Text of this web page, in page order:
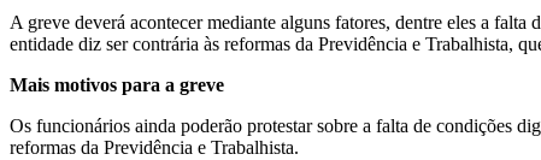
A greve deverá acontecer mediante alguns fatores, dentre eles a
entidade diz ser contrária às reformas da Previdência e Trabalhista,
Mais motivos para a greve
Os funcionários ainda poderão protestar sobre a falta de condições
reformas da Previdência e Trabalhista.